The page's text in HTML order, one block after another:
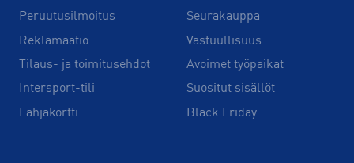
Peruutusilmoitus
Reklamaatio
Tilaus- ja toimitusehdot
Intersport-tili
Lahjakortti
Seurakauppa
Vastuullisuus
Avoimet työpaikat
Suositut sisällöt
Black Friday